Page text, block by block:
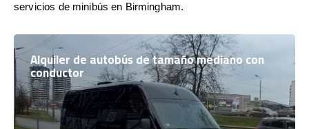
servicios de minibús en Birmingham.
Alquiler de autobús de tamaño mediano con
conductor